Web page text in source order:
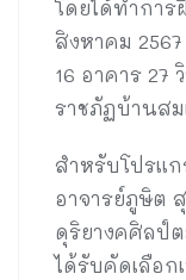
โดยได้ทำการ
สิงหาคม
16 อาคาร 27
ราชภัฏบ้านสม
สำหรับโปรแ
อาจารย์ภูษิต
ดุริยางคศิลป์
ได้รับคัดเลือ